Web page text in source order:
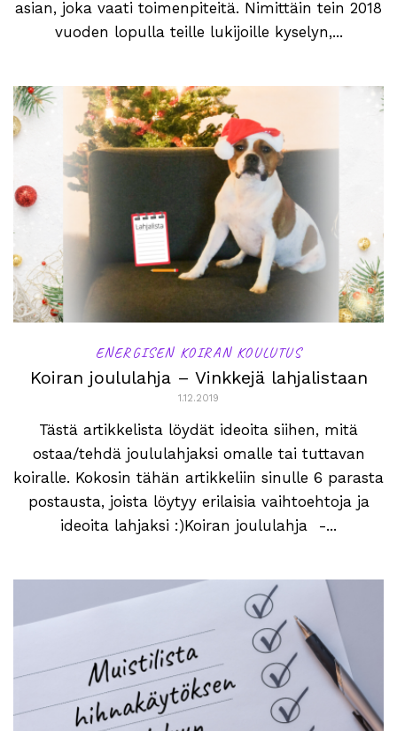
asian, joka vaati toimenpiteitä. Nimittäin tein 2018
vuoden lopulla teille lukijoille kyselyn,...
ENERGISEN KOIRAN KOULUTUS
Koiran joululahja – Vinkkejä lahjalistaan
1.12.2019
Tästä artikkelista löydät ideoita siihen, mitä
ostaa/tehdä joululahjaksi omalle tai tuttavan
koiralle. Kokosin tähän artikkeliin sinulle 6 parasta
postausta, joista löytyy erilaisia vaihtoehtoja ja
ideoita lahjaksi :)Koiran joululahja -...